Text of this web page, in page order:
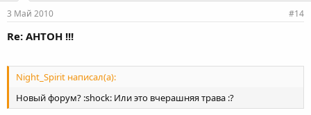
3 Май 2010 #14
Re: АНТОН !!!
Night_Spirit написал(а):
Новый форум? :shock: Или это вчерашняя трава :?